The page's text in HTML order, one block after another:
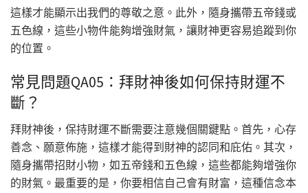
這樣才能顯示出我們的尊敬之意。此外，隨身攜帶五帝錢或
五色線，這些小物件能夠增強財氣，讓財神更容易追蹤到你
的位置。
常見問題QA05：拜財神後如何保持財運不
斷？
拜財神後，保持財運不斷需要注意幾個關鍵點。首先，心存
善念、願意佈施，這樣才能得到財神的認同和庇佑。其次，
隨身攜帶招財小物，如五帝錢和五色線，這些都能夠增強你
的財氣。最重要的是，你要相信自己會有財富，這種信念本